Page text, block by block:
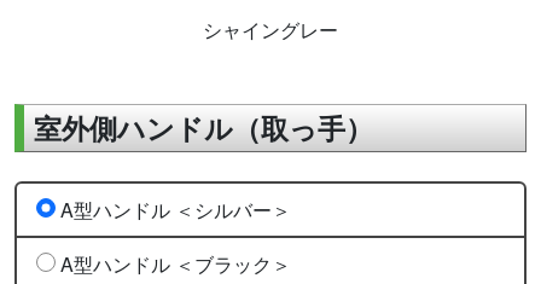
シャイングレー
室外側ハンドル（取っ手）
A型ハンドル ＜シルバー＞
A型ハンドル ＜ブラック＞